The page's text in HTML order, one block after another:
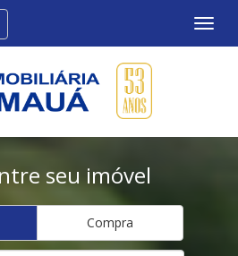
Dropdown
seu imóvel
Compra